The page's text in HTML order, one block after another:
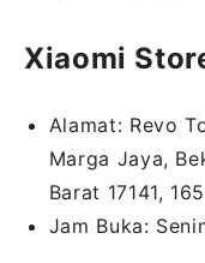
Xiaomi
Alamat: Revo
Marga Jaya,
Barat 17141, 165
Jam Buka: